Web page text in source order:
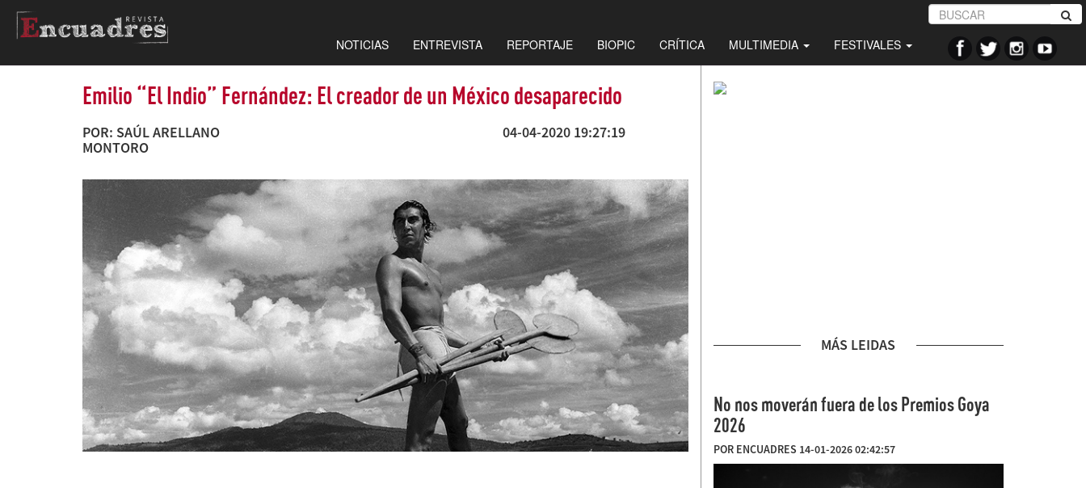
NOTICIAS ENTREVISTA REPORTAJE BIOPIC CRÍTICA MULTIMEDIA FESTIVALES
Emilio “El Indio” Fernández: El creador de un México desaparecido
POR: SAÚL ARELLANO
MONTORO
04-04-2020 19:27:19
MÁS LEIDAS
No nos moverán fuera de los Premios Goya
2026
POR ENCUADRES 14-01-2026 02:42:57